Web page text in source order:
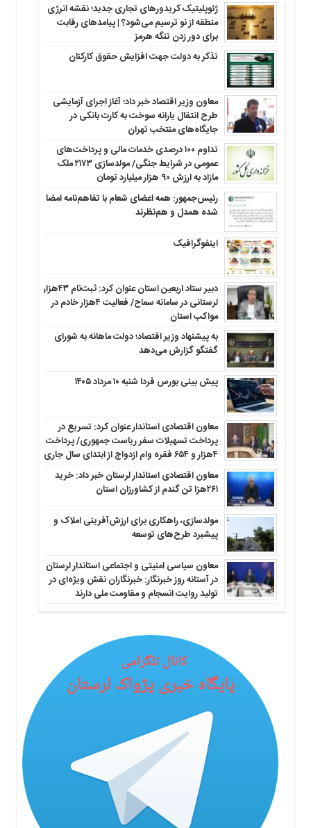
ژئوپلیتیک کریدورهای تجاری جدید؛ نقشه انرژی
منطقه‌ از نو ترسیم می‌شود؟ | پیامدهای رقابت
برای دور زدن تنگه هرمز
تذکر به دولت جهت افزایش حقوق کارکنان ‌
معاون وزیر اقتصاد خبر داد؛ آغاز اجرای آزمایشی
طرح انتقال یارانه سوخت به کارت بانکی در
جایگاه‌های منتخب تهران
تداوم ۱۰۰ درصدی خدمات مالی و پرداخت‌های
عمومی در شرایط جنگی/ مولدسازی ۲۱۷۳ ملک
مازاد به ارزش ۹۰ هزار میلیارد تومان
رئیس‌جمهور: همه اعضای شعام با تفاهم‌نامه امضا
شده همدل و هم‌نظرند
اینفوگرافیک
دبیر ستاد اربعین استان عنوان کرد: ثبت‌نام ۴۳هزار
لرستانی در سامانه سماح/ فعالیت ۴هزار خادم در
مواکب استان
به پیشنهاد وزیر اقتصاد؛ دولت ماهانه به شورای
گفتگو گزارش می‌دهد
پیش بینی بورس فردا شنبه ۱۰ مرداد ۱۴۰۵
معاون اقتصادی استاندار عنوان کرد: تسریع در
پرداخت تسهیلات سفر ریاست جمهوری/ پرداخت
۴هزار و ۶۵۴ فقره وام ازدواج از ابتدای سال جاری
معاون اقتصادی استاندار لرستان خبر داد: خرید
۲۶۱هزا تن گندم از کشاورزان استان
مولدسازی، راهکاری برای ارزش‌آفرینی املاک و
پیشبرد طرح‌های توسعه
معاون سیاسی امنیتی و اجتماعی استاندار لرستان
در آستانه روز خبرنگار: خبرنگاران نقش ویژه‌ای در
تولید روایت انسجام و مقاومت ملی دارند